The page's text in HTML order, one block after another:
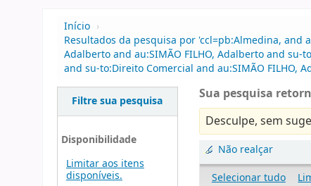
Início ›
Resultados da pesquisa por 'ccl=pb:Almedina, and
Adalberto and au:SIMÃO FILHO, Adalberto and
and su-to:Direito Comercial and au:SIMÃO FILHO,
Filtre sua pesquisa
Disponibilidade
Limitar aos itens
disponíveis.
Sua pesquisa
Desculpe, sem
Não realçar
Selecionar tudo